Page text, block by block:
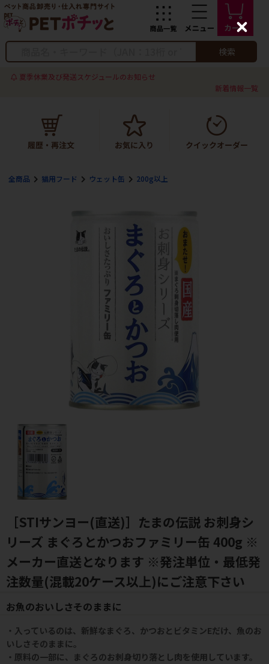
検索
夏季休業及び発送スケジュールのお知らせ
新着情報一覧
全商品 猫用フード ウェット缶 200g以上
［STIサンヨー(直送)］たまの伝説 お刺身シ
リーズ まぐろとかつおファミリー缶 400g ※
メーカー直送となります ※発注単位・最低発
注数量(混載20ケース以上)にご注意下さい
お魚のおいしさそのままに
・入っているのは、新鮮なまぐろ、かつおとビタミンEだけ、魚のお
いしさそのままに。
・原料の一部に、まぐろのお刺身切り落とし肉を使用しています。
C
l
s